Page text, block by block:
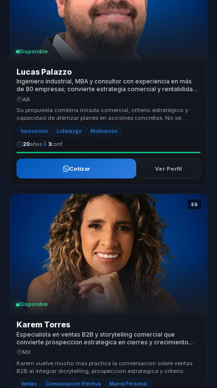
Disponible
Lucas Palazzo
Ingeniero industrial, MBA y consultor con experiencia en más
de 80 empresas; convierte estrategia comercial y rentabilidad
en crecimiento sostenible.
AR
Su propuesta combina mirada comercial, criterio estratégico y
capacidad de aterrizar planes en acciones concretas. No se
queda en vender ...
Innovación Liderazgo Motivación
20años 3conf.
Cotizar Ver Perfil
ES
Disponible
Karem Torres
Especialista en ventas B2B y storytelling comercial que
convierte prospeccion estrategica en cierres y crecimiento
para equipos comerciales.
MX
Karem vuelve mucho mas practica la conversacion sobre ventas
B2B al integrar storytelling, prospeccion estrategica y criterio
comercial e...
Ventas Comunicación Efectiva Marca Personal